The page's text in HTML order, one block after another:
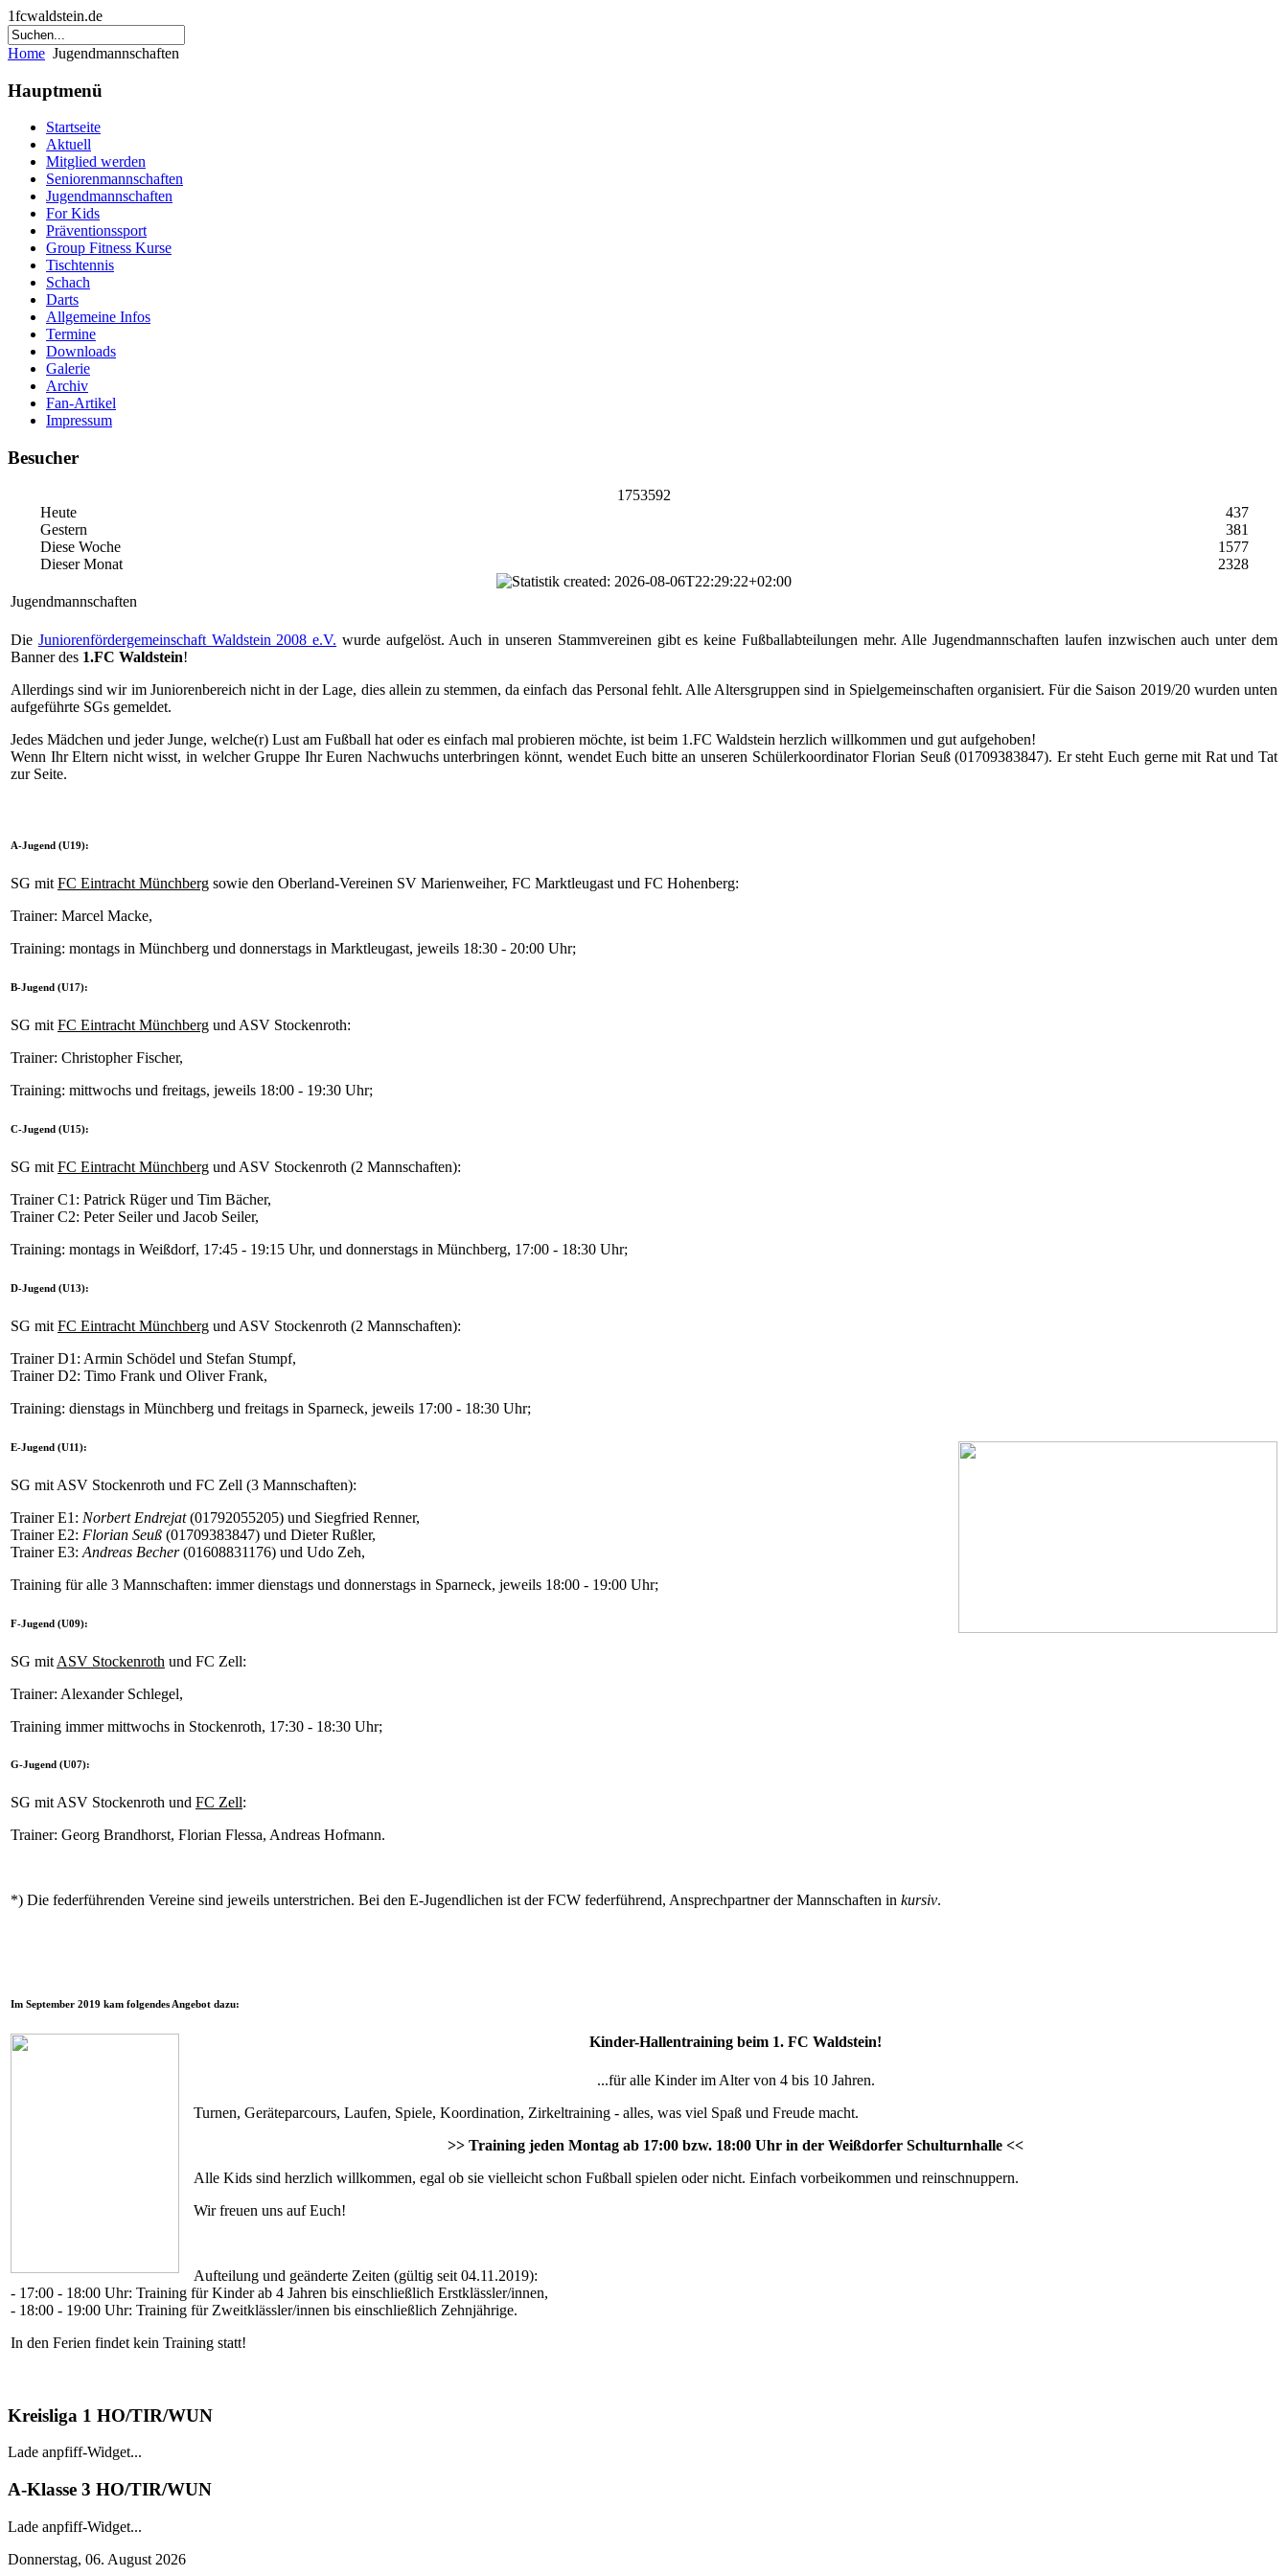
1fcwaldstein.de
Home Jugendmannschaften
Hauptmenü
Startseite
Aktuell
Mitglied werden
Seniorenmannschaften
Jugendmannschaften
For Kids
Präventionssport
Group Fitness Kurse
Tischtennis
Schach
Darts
Allgemeine Infos
Termine
Downloads
Galerie
Archiv
Fan-Artikel
Impressum
Besucher
1753592
Heute
437
Gestern
381
Diese Woche
1577
Dieser Monat
2328
Jugendmannschaften
Die Juniorenfördergemeinschaft Waldstein 2008 e.V. wurde aufgelöst. Auch in unseren Stammvereinen gibt es keine Fußballabteilungen mehr. Alle Jugendmannschaften laufen inzwischen auch unter dem
Banner des 1.FC Waldstein!
Allerdings sind wir im Juniorenbereich nicht in der Lage, dies allein zu stemmen, da einfach das Personal fehlt. Alle Altersgruppen sind in Spielgemeinschaften organisiert. Für die Saison 2019/20 wurden unten
aufgeführte SGs gemeldet.
Jedes Mädchen und jeder Junge, welche(r) Lust am Fußball hat oder es einfach mal probieren möchte, ist beim 1.FC Waldstein herzlich willkommen und gut aufgehoben!
Wenn Ihr Eltern nicht wisst, in welcher Gruppe Ihr Euren Nachwuchs unterbringen könnt, wendet Euch bitte an unseren Schülerkoordinator Florian Seuß (01709383847). Er steht Euch gerne mit Rat und Tat
zur Seite.
A-Jugend (U19):
SG mit FC Eintracht Münchberg sowie den Oberland-Vereinen SV Marienweiher, FC Marktleugast und FC Hohenberg:
Trainer: Marcel Macke,
Training: montags in Münchberg und donnerstags in Marktleugast, jeweils 18:30 - 20:00 Uhr;
B-Jugend (U17):
SG mit FC Eintracht Münchberg und ASV Stockenroth:
Trainer: Christopher Fischer,
Training: mittwochs und freitags, jeweils 18:00 - 19:30 Uhr;
C-Jugend (U15):
SG mit FC Eintracht Münchberg und ASV Stockenroth (2 Mannschaften):
Trainer C1: Patrick Rüger und Tim Bächer,
Trainer C2: Peter Seiler und Jacob Seiler,
Training: montags in Weißdorf, 17:45 - 19:15 Uhr, und donnerstags in Münchberg, 17:00 - 18:30 Uhr;
D-Jugend (U13):
SG mit FC Eintracht Münchberg und ASV Stockenroth (2 Mannschaften):
Trainer D1: Armin Schödel und Stefan Stumpf,
Trainer D2: Timo Frank und Oliver Frank,
Training: dienstags in Münchberg und freitags in Sparneck, jeweils 17:00 - 18:30 Uhr;
E-Jugend (U11):
SG mit ASV Stockenroth und FC Zell (3 Mannschaften):
Trainer E1: Norbert Endrejat(01792055205) und Siegfried Renner,
Trainer E2: Florian Seuß (01709383847) und Dieter Rußler,
Trainer E3: Andreas Becher(01608831176) und Udo Zeh,
Training für alle 3 Mannschaften: immer dienstags und donnerstags in Sparneck, jeweils 18:00 - 19:00 Uhr;
F-Jugend (U09):
SG mit ASV Stockenroth und FC Zell:
Trainer: Alexander Schlegel,
Training immer mittwochs in Stockenroth, 17:30 - 18:30 Uhr;
G-Jugend (U07):
SG mit ASV Stockenroth und FC Zell:
Trainer: Georg Brandhorst, Florian Flessa, Andreas Hofmann.
*) Die federführenden Vereine sind jeweils unterstrichen. Bei den E-Jugendlichen ist der FCW federführend, Ansprechpartner der Mannschaften in kursiv.
Im September 2019 kam folgendes Angebot dazu:
Kinder-Hallentraining beim 1. FC Waldstein!
...für alle Kinder im Alter von 4 bis 10 Jahren.
Turnen, Geräteparcours, Laufen, Spiele, Koordination, Zirkeltraining - alles, was viel Spaß und Freude macht.
>> Training jeden Montag ab 17:00 bzw. 18:00 Uhr in der Weißdorfer Schulturnhalle <<
Alle Kids sind herzlich willkommen, egal ob sie vielleicht schon Fußball spielen oder nicht. Einfach vorbeikommen und reinschnuppern.
Wir freuen uns auf Euch!
Aufteilung und geänderte Zeiten (gültig seit 04.11.2019):
- 17:00 - 18:00 Uhr: Training für Kinder ab 4 Jahren bis einschließlich Erstklässler/innen,
- 18:00 - 19:00 Uhr: Training für Zweitklässler/innen bis einschließlich Zehnjährige.
In den Ferien findet kein Training statt!
Kreisliga 1 HO/TIR/WUN
Lade anpfiff-Widget...
A-Klasse 3 HO/TIR/WUN
Lade anpfiff-Widget...
Donnerstag, 06. August 2026